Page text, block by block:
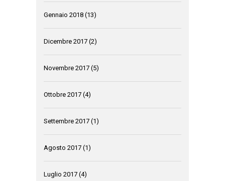
Gennaio 2018 (13)
Dicembre 2017 (2)
Novembre 2017 (5)
Ottobre 2017 (4)
Settembre 2017 (1)
Agosto 2017 (1)
Luglio 2017 (4)